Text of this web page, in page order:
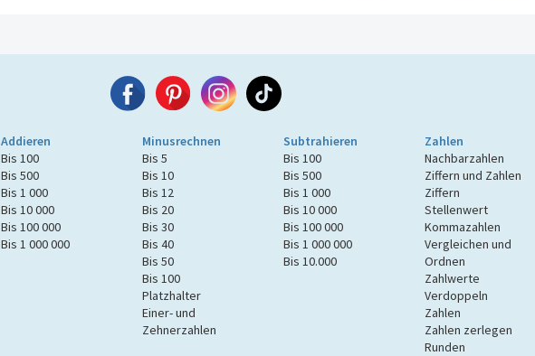
Addieren
Bis 100
Bis 500
Bis 1 000
Bis 10 000
Bis 100 000
Bis 1 000 000
Minusrechnen
Bis 5
Bis 10
Bis 12
Bis 20
Bis 30
Bis 40
Bis 50
Bis 100
Platzhalter
Einer- und
Zehnerzahlen
Subtrahieren
Bis 100
Bis 500
Bis 1 000
Bis 10 000
Bis 100 000
Bis 1 000 000
Bis 10.000
Zahlen
Nachbarzahlen
Ziffern und Zahlen
Ziffern
Stellenwert
Kommazahlen
Vergleichen und
Ordnen
Zahlwerte
Verdoppeln
Zahlen
Zahlen zerlegen
Runden